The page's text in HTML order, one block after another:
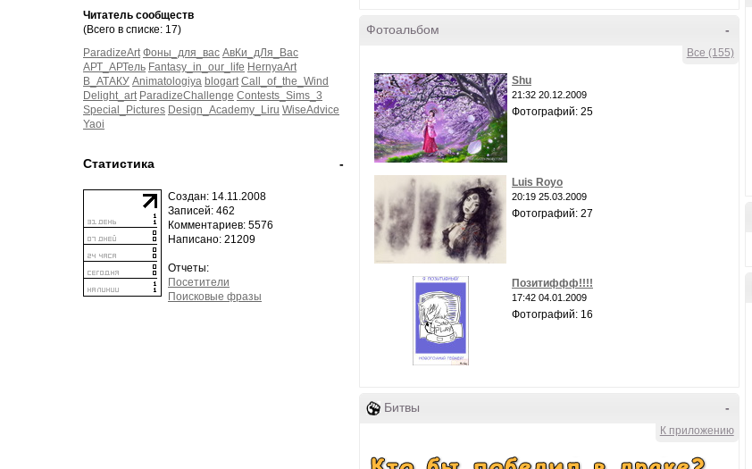
Читатель сообществ
(Всего в списке: 17)
ParadizeArt Фоны_для_вас АвКи_дЛя_Вас
АРТ_АРТель Fantasy_in_our_life HernyaArt
В_АТАКУ Animatologiya blogart Call_of_the_Wind
Delight_art ParadizeChallenge Contests_Sims_3
Special_Pictures Design_Academy_Liru WiseAdvice
Yaoi
-
Статистика
Создан: 14.11.2008
Записей: 462
Комментариев: 5576
Написано: 21209
Отчеты:
Посетители
Поисковые фразы
-
Фотоальбом
Все (155)
Shu
21:32 20.12.2009
Фотографий: 25
Luis Royo
20:19 25.03.2009
Фотографий: 27
Позитиффф!!!!
17:42 04.01.2009
Фотографий: 16
-
Битвы
К приложению